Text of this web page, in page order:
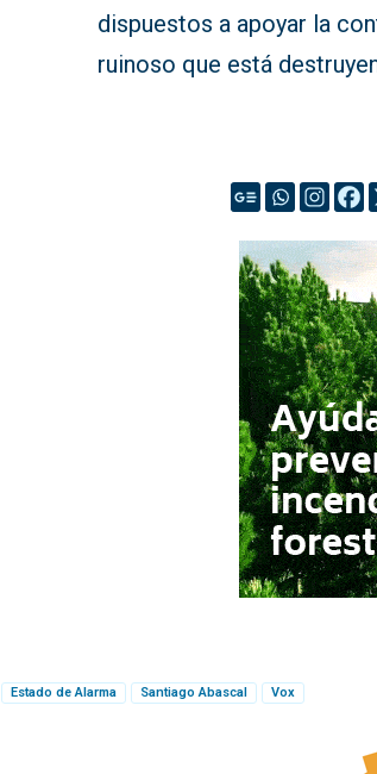
dispuestos a apoyar la
ruinoso que está
Estado de Alarma Santiago Abascal Vox